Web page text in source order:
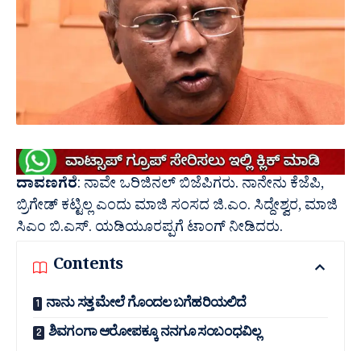
ದಾವಣಗೆರೆ: ನಾವೇ ಒರಿಜಿನಲ್‌ ಬಿಜೆಪಿಗರು. ನಾನೇನು ಕೆಜೆಪಿ,
ಬ್ರಿಗೇಡ್‌ ಕಟ್ಟಿಲ್ಲ ಎಂದು ಮಾಜಿ ಸಂಸದ ಜಿ.ಎಂ. ಸಿದ್ದೇಶ್ವರ, ಮಾಜಿ
ಸಿಎಂ ಬಿ.ಎಸ್. ಯಡಿಯೂರಪ್ಪಗೆ ಟಾಂಗ್ ನೀಡಿದರು.
Contents
ನಾನು ಸತ್ತ ಮೇಲೆ ಗೊಂದಲ ಬಗೆಹರಿಯಲಿದೆ
ಶಿವಗಂಗಾ ಆರೋಪಕ್ಕೂ ನನಗೂ ಸಂಬಂಧವಿಲ್ಲ